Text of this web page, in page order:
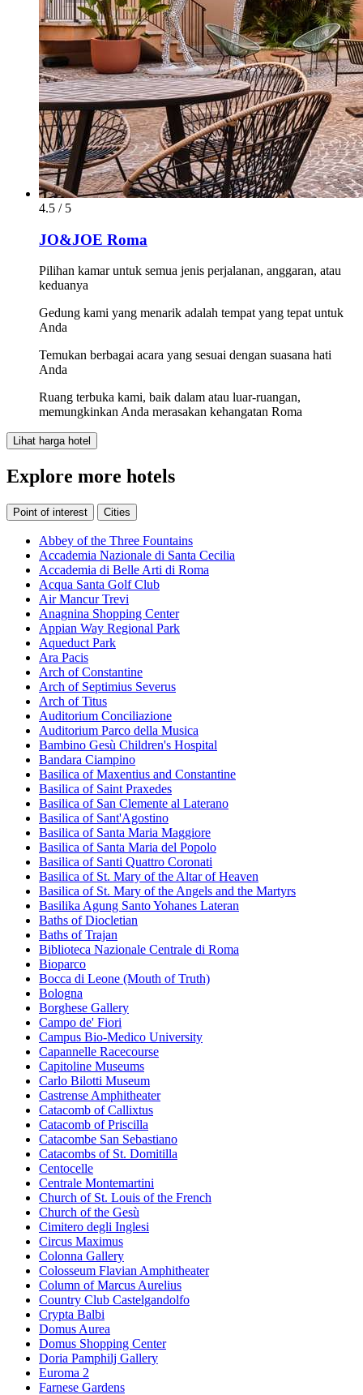
4.5 / 5
JO&JOE Roma
Pilihan kamar untuk semua jenis perjalanan, anggaran, atau
keduanya
Gedung kami yang menarik adalah tempat yang tepat untuk
Anda
Temukan berbagai acara yang sesuai dengan suasana hati
Anda
Ruang terbuka kami, baik dalam atau luar-ruangan,
memungkinkan Anda merasakan kehangatan Roma
Lihat harga hotel
Explore more hotels
Point of interest Cities
Abbey of the Three Fountains
Accademia Nazionale di Santa Cecilia
Accademia di Belle Arti di Roma
Acqua Santa Golf Club
Air Mancur Trevi
Anagnina Shopping Center
Appian Way Regional Park
Aqueduct Park
Ara Pacis
Arch of Constantine
Arch of Septimius Severus
Arch of Titus
Auditorium Conciliazione
Auditorium Parco della Musica
Bambino Gesù Children's Hospital
Bandara Ciampino
Basilica of Maxentius and Constantine
Basilica of Saint Praxedes
Basilica of San Clemente al Laterano
Basilica of Sant'Agostino
Basilica of Santa Maria Maggiore
Basilica of Santa Maria del Popolo
Basilica of Santi Quattro Coronati
Basilica of St. Mary of the Altar of Heaven
Basilica of St. Mary of the Angels and the Martyrs
Basilika Agung Santo Yohanes Lateran
Baths of Diocletian
Baths of Trajan
Biblioteca Nazionale Centrale di Roma
Bioparco
Bocca di Leone (Mouth of Truth)
Bologna
Borghese Gallery
Campo de' Fiori
Campus Bio-Medico University
Capannelle Racecourse
Capitoline Museums
Carlo Bilotti Museum
Castrense Amphitheater
Catacomb of Callixtus
Catacomb of Priscilla
Catacombe San Sebastiano
Catacombs of St. Domitilla
Centocelle
Centrale Montemartini
Church of St. Louis of the French
Church of the Gesù
Cimitero degli Inglesi
Circus Maximus
Colonna Gallery
Colosseum Flavian Amphitheater
Column of Marcus Aurelius
Country Club Castelgandolfo
Crypta Balbi
Domus Aurea
Domus Shopping Center
Doria Pamphilj Gallery
Euroma 2
Farnese Gardens